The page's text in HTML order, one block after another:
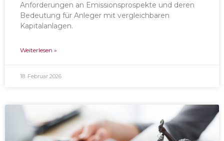
Anforderungen an Emissionsprospekte und deren
Bedeutung für Anleger mit vergleichbaren
Kapitalanlagen.
Weiterlesen »
18. Februar 2026